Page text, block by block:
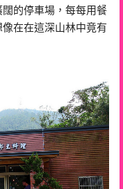
的停車場，每每用餐
在在這深山林中竟有